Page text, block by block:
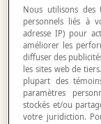
Nous utilisons des
personnels liés à
adresse IP) pour
améliorer les
diffuser des
les sites web de
plupart des
paramètres
stockés et/ou
votre juridiction.